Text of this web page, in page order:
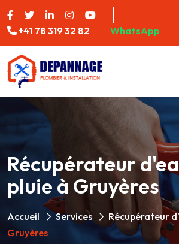
+41 78 319 32 82 WhatsApp
Récupérateur
pluie à Gruyères
Accueil Services
Récupérateur
Gruyères